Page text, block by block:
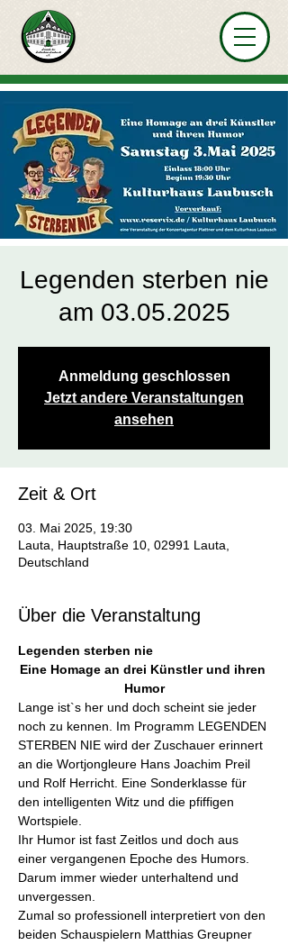
Legenden sterben nie
am 03.05.2025
Anmeldung geschlossen
Jetzt andere Veranstaltungen
ansehen
Zeit & Ort
03. Mai 2025, 19:30
Lauta, Hauptstraße 10, 02991 Lauta,
Deutschland
Über die Veranstaltung
Legenden sterben nie
Eine Homage an drei Künstler und ihren
Humor
Lange ist`s her und doch scheint sie jeder
noch zu kennen. Im Programm LEGENDEN
STERBEN NIE wird der Zuschauer erinnert
an die Wortjongleure Hans Joachim Preil
und Rolf Herricht. Eine Sonderklasse für
den intelligenten Witz und die pfiffigen
Wortspiele.
Ihr Humor ist fast Zeitlos und doch aus
einer vergangenen Epoche des Humors.
Darum immer wieder unterhaltend und
unvergessen.
Zumal so professionell interpretiert von den
beiden Schauspielern Matthias Greupner